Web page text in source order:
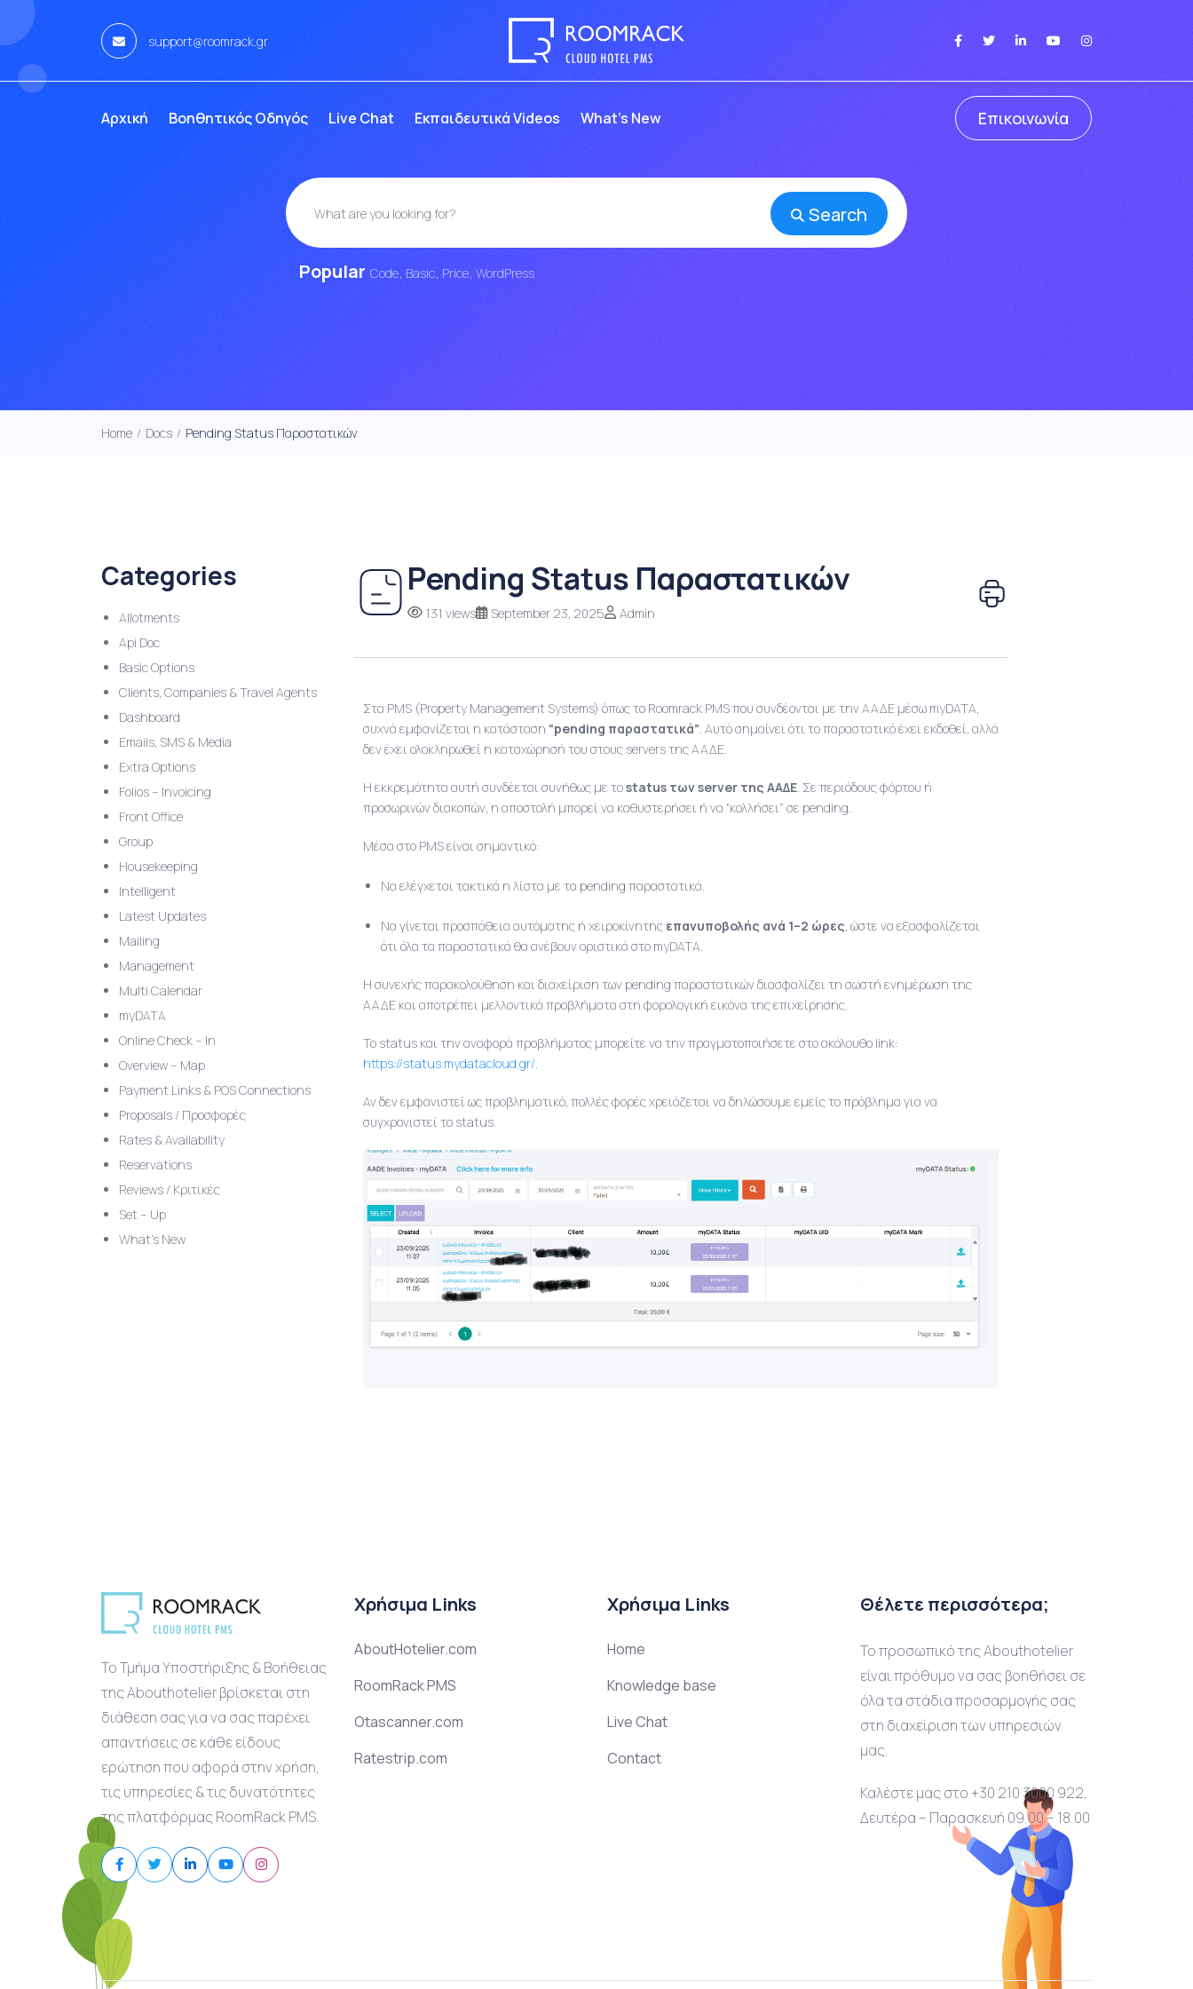
support@roomrack.gr
Αρχική Βοηθητικός Οδηγός Live Chat Eκπαιδευτικά Videos What’s New Επικοινωνία
Search
Popular Code Basic Price WordPress
Home / Docs / Pending Status Παραστατικών
Categories
Allotments
Api Doc
Basic Options
Clients, Companies & Travel Agents
Dashboard
Emails, SMS & Media
Extra Options
Folios – Invoicing
Front Office
Group
Housekeeping
Intelligent
Latest Updates
Mailing
Management
Multi Calendar
myDATA
Online Check – In
Overview – Map
Payment Links & POS Connections
Proposals / Προσφορές
Rates & Availability
Reservations
Reviews / Κριτικές
Set – Up
What’s New
Pending Status Παραστατικών
131 views September 23, 2025 Admin
Στα PMS (Property Management Systems) όπως το Roomrack PMS που συνδέονται με την ΑΑΔΕ μέσω myDATA,
συχνά εμφανίζεται η κατάσταση “pending παραστατικά”. Αυτό σημαίνει ότι το παραστατικό έχει εκδοθεί, αλλά
δεν έχει ολοκληρωθεί η καταχώρησή του στους servers της ΑΑΔΕ.
Η εκκρεμότητα αυτή συνδέεται συνήθως με τοstatus των server της ΑΑΔΕ. Σε περιόδους φόρτου ή
προσωρινών διακοπών, η αποστολή μπορεί να καθυστερήσει ή να “κολλήσει” σε pending.
Μέσα στο PMS είναι σημαντικό:
Να ελέγχεται τακτικά η λίστα με τα pending παραστατικά.
Να γίνεται προσπάθεια αυτόματης ή χειροκίνητης επανυποβολής ανά 1–2 ώρες, ώστε να εξασφαλίζεται
ότι όλα τα παραστατικά θα ανέβουν οριστικά στο myDATA.
Η συνεχής παρακολούθηση και διαχείριση των pending παραστατικών διασφαλίζει τη σωστή ενημέρωση της
ΑΑΔΕ και αποτρέπει μελλοντικά προβλήματα στη φορολογική εικόνα της επιχείρησης.
Το status και την αναφορά προβλήματος μπορείτε να την πραγματοποιήσετε στο ακόλουθο link:
https://status.mydatacloud.gr/.
Αν δεν εμφανιστεί ως προβληματικό, πολλές φορές χρειάζεται να δηλώσουμε εμείς το πρόβλημα για να
συγχρονιστεί το status.
Το Τμήμα Υποστήριξης & Βοήθειας
της Abouthotelier βρίσκεται στη
διάθεση σας για να σας παρέχει
απαντήσεις σε κάθε είδους
ερώτηση που αφορά στην χρήση,
τις υπηρεσίες & τις δυνατότητες
της πλατφόρμας RoomRack PMS.
Χρήσιμα Links
AboutHotelier.com
RoomRack PMS
Otascanner.com
Ratestrip.com
Χρήσιμα Links
Home
Knowledge base
Live Chat
Contact
Θέλετε περισσότερα;
Το προσωπικό της Abouthotelier
είναι πρόθυμο να σας βοηθήσει σε
όλα τα στάδια προσαρμογής σας
στη διαχείριση των υπηρεσιών
μας.
Καλέστε μας στο +30 210 3000 922,
Δευτέρα – Παρασκευή 09.00 – 18.00